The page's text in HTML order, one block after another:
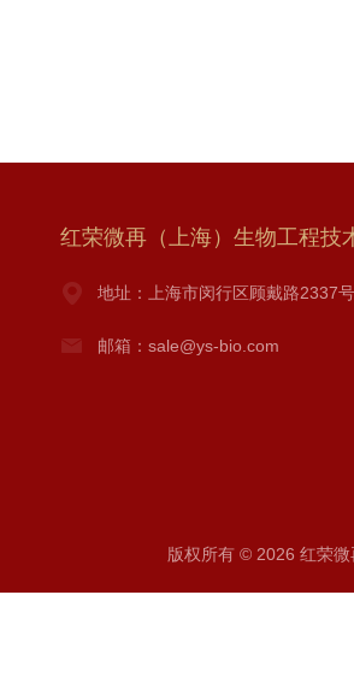
红荣微再（上海）生物工程技
地址：上海市闵行区顾戴路2337
邮箱：sale@ys-bio.com
版权所有 © 2026 红荣